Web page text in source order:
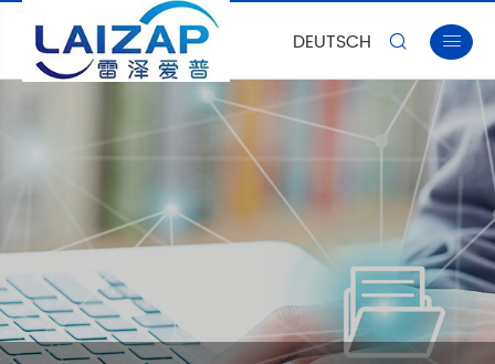
DEUTSCH  